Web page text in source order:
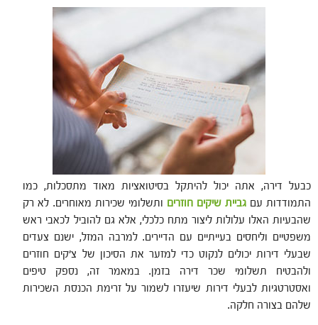
כבעל דירה, אתה יכול להיתקל בסיטואציות מאוד מתסכלות, כמו
התמודדות עםגביית שיקים חוזרים ותשלומי שכירות מאוחרים. לא רק
שהבעיות האלו עלולות ליצור מתח כלכלי, אלא גם להוביל לכאבי ראש
משפטיים וליחסים בעייתיים עם הדיירים. למרבה המזל, ישנם צעדים
שבעלי דירות יכולים לנקוט כדי למזער את הסיכון של צ'קים חוזרים
ולהבטיח תשלומי שכר דירה בזמן. במאמר זה, נספק טיפים
ואסטרטגיות לבעלי דירות שיעזרו לשמור על זרימת הכנסת השכירות
שלהם בצורה חלקה.